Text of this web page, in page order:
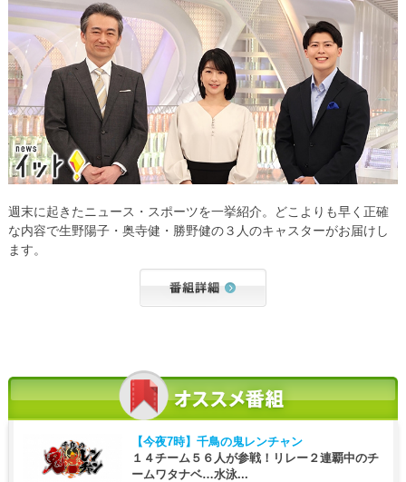
週末に起きたニュース・スポーツを一挙紹介。どこよりも早く正確
な内容で生野陽子・奥寺健・勝野健の３人のキャスターがお届けし
ます。
【今夜7時】 千鳥の鬼レンチャン
１４チーム５６人が参戦！リレー２連覇中のチ
ームワタナベ…水泳...